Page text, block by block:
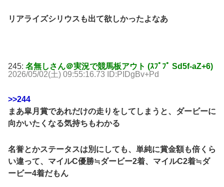
リアライズシリウスも出て欲しかったよなあ
245: 名無しさん＠実況で競馬板アウト (ｽﾌﾟﾌﾟ Sd5f-aZ+6)
2026/05/02(土) 09:55:16.73 ID:PIDgBv+Pd
>>244
まあ皐月賞であれだけの走りをしてしまうと、ダービーに
向かいたくなる気持ちもわかる
名誉とかステータスは別にしても、単純に賞金額も倍くら
い違って、マイルC優勝≒ダービー2着、マイルC2着≒ダ
ービー4着だもん